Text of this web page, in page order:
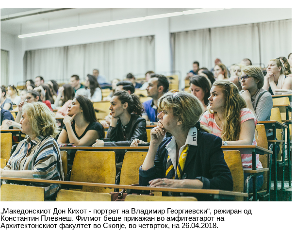
„Македонскиот Дон Кихот - портрет на Владимир Георгиевски“, режиран од
Константин Плевнеш. Филмот беше прикажан во амфитеатарот на
Архитектонскиот факултет во Скопје, во четврток, на 26.04.2018.